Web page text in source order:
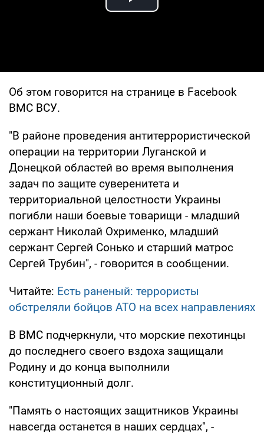
Play Video
Об этом говорится на странице в Facebook
ВМС ВСУ.
"В районе проведения антитеррористической
операции на территории Луганской и
Донецкой областей во время выполнения
задач по защите суверенитета и
территориальной целостности Украины
погибли наши боевые товарищи - младший
сержант Николай Охрименко, младший
сержант Сергей Сонько и старший матрос
Сергей Трубин", - говорится в сообщении.
Читайте: Есть раненый: террористы
обстреляли бойцов АТО на всех направлениях
В ВМС подчеркнули, что морские пехотинцы
до последнего своего вздоха защищали
Родину и до конца выполнили
конституционный долг.
"Память о настоящих защитников Украины
навсегда останется в наших сердцах", -